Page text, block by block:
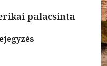
palacsinta